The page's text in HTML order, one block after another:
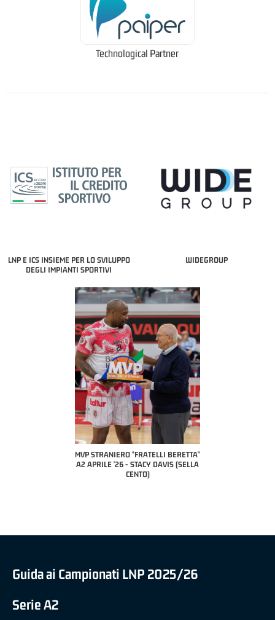
Technological Partner
LNP E ICS INSIEME PER LO SVILUPPO
DEGLI IMPIANTI SPORTIVI
WIDEGROUP
MVP "FRATELLI BERETTA" SAMUEL
DILAS B NAZIONALE APRILE '26 -
MARCO RESTELLI (TAV TREVIGLIO
Guida ai Campionati LNP 2025/26
Serie A2